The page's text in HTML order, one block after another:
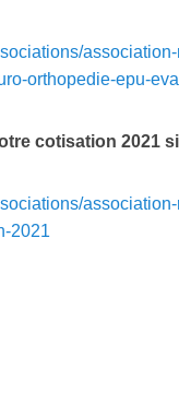
orthopedie-epu-
cotisation 2021
2021